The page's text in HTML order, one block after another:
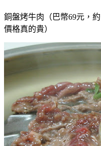
銅盤烤牛肉（巴幣69元，
價格真的貴）